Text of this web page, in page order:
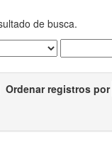
de busca.
Ordenar registros por